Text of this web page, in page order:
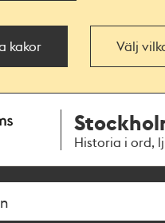
kakor Välj
Historia i ord,